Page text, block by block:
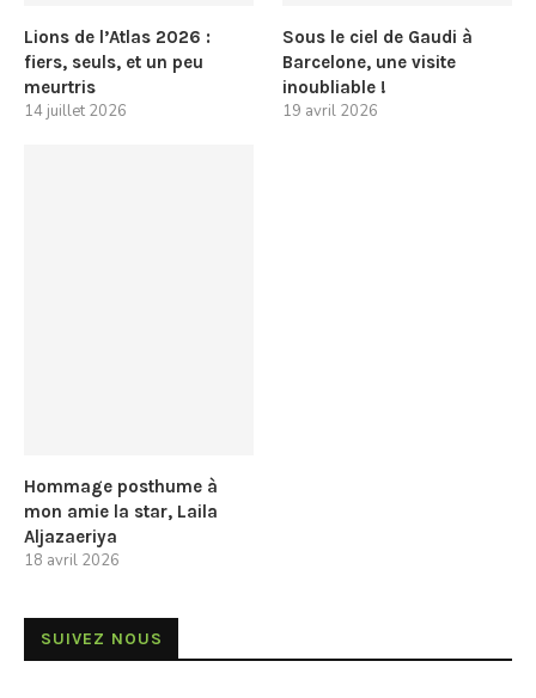
Lions de l’Atlas 2026 :
fiers, seuls, et un peu
meurtris
14 juillet 2026
Sous le ciel de Gaudi à
Barcelone, une visite
inoubliable !
19 avril 2026
Hommage posthume à
mon amie la star, Laila
Aljazaeriya
18 avril 2026
SUIVEZ NOUS